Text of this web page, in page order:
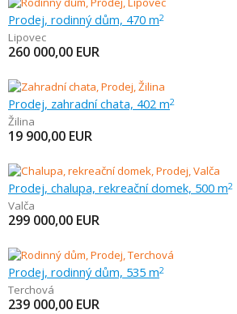
Prodej, rodinný dům, 470 m2
Lipovec
260 000,00 EUR
Prodej, zahradní chata, 402 m2
Žilina
19 900,00 EUR
Prodej, chalupa, rekreační domek, 500 m2
Valča
299 000,00 EUR
Prodej, rodinný dům, 535 m2
Terchová
239 000,00 EUR